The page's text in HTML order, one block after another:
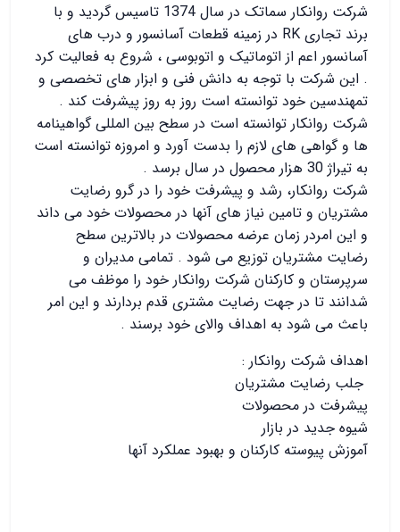
شرکت روانکار سماتک در سال 1374 تاسیس گردید و با
برند تجاری RK در زمینه قطعات آسانسور و درب های
آسانسور اعم از اتوماتیک و اتوبوسی ، شروع به فعالیت کرد
. این شرکت با توجه به دانش فنی و ابزار های تخصصی و
تمهندسین خود توانسته است روز به روز پیشرفت کند .
شرکت روانکار توانسته است در سطح بین المللی گواهینامه
ها و گواهی های لازم را بدست آورد و امروزه توانسته است
به تیراژ 30 هزار محصول در سال برسد .
شرکت روانکار، رشد و پیشرفت خود را در گرو رضایت
مشتریان و تامین نیاز های آنها در محصولات خود می داند
و این امردر زمان عرضه محصولات در بالاترین سطح
رضایت مشتریان توزیع می شود . تمامی مدیران و
سرپرستان و کارکنان شرکت روانکار خود را موظف می
شدانند تا در جهت رضایت مشتری قدم بردارند و این امر
باعث می شود به اهداف والای خود برسند .
اهداف شرکت روانکار :
جلب رضایت مشتریان
پیشرفت در محصولات
شیوه جدید در بازار
آموزش پیوسته کارکنان و بهبود عملکرد آنها